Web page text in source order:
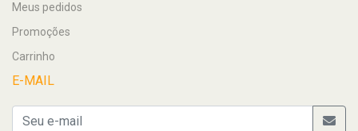
Meus pedidos
Promoções
Carrinho
E-MAIL